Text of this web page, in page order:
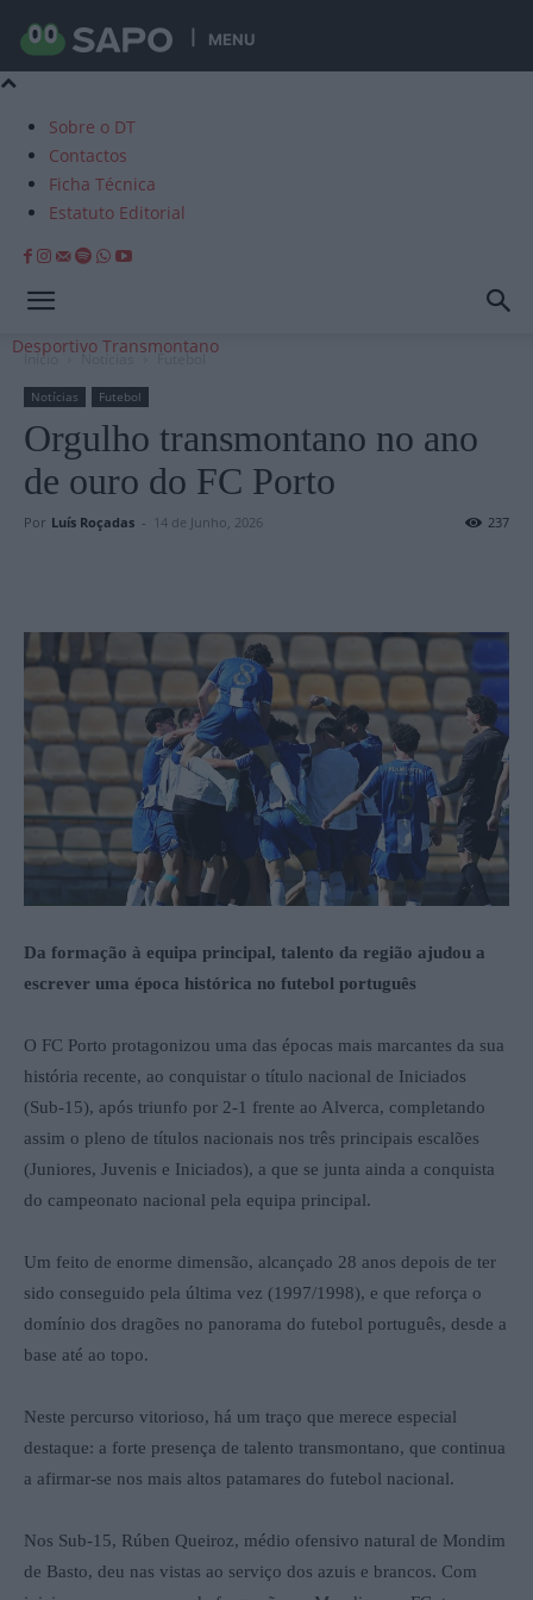
MENU
Sobre o DT
Contactos
Ficha Técnica
Estatuto Editorial
Desportivo Transmontano
Início Notícias Futebol
Notícias Futebol
Orgulho transmontano no ano
de ouro do FC Porto
Por Luís Roçadas - 14 de Junho, 2026 237
Da formação à equipa principal, talento da região ajudou a
escrever uma época histórica no futebol português
O FC Porto protagonizou uma das épocas mais marcantes da sua
história recente, ao conquistar o título nacional de Iniciados
(Sub-15), após triunfo por 2-1 frente ao Alverca, completando
assim o pleno de títulos nacionais nos três principais escalões
(Juniores, Juvenis e Iniciados), a que se junta ainda a conquista
do campeonato nacional pela equipa principal.
Um feito de enorme dimensão, alcançado 28 anos depois de ter
sido conseguido pela última vez (1997/1998), e que reforça o
domínio dos dragões no panorama do futebol português, desde a
base até ao topo.
Neste percurso vitorioso, há um traço que merece especial
destaque: a forte presença de talento transmontano, que continua
a afirmar-se nos mais altos patamares do futebol nacional.
Nos Sub-15, Rúben Queiroz, médio ofensivo natural de Mondim
de Basto, deu nas vistas ao serviço dos azuis e brancos. Com